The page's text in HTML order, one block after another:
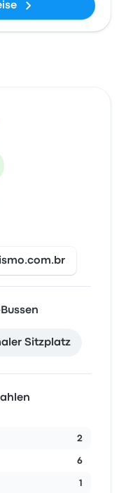
Sitzplatz
2
6
1